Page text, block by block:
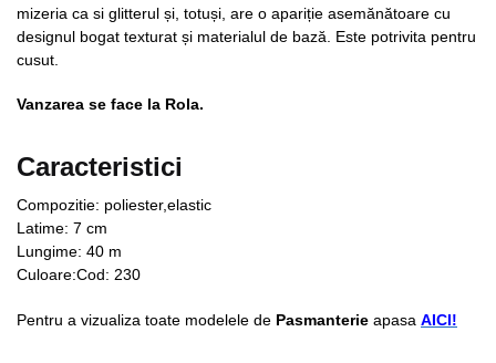
mizeria ca si glitterul și, totuși, are o apariție asemănătoare cu
designul bogat texturat și materialul de bază. Este potrivita pentru
cusut.
Vanzarea se face la Rola.
Caracteristici
Compozitie: poliester,elastic
Latime: 7 cm
Lungime: 40 m
Culoare:Cod: 230
Pentru a vizualiza toate modelele de Pasmanterie apasa AICI!